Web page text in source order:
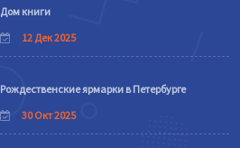
Дом книги
12 Дек 2025
Рождественские ярмарки в Петербурге
30 Окт 2025